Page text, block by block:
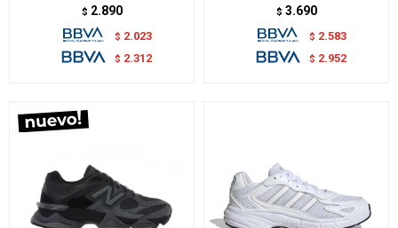
$ 2.890
$ 2.023
$ 2.312
$ 3.690
$ 2.583
$ 2.952